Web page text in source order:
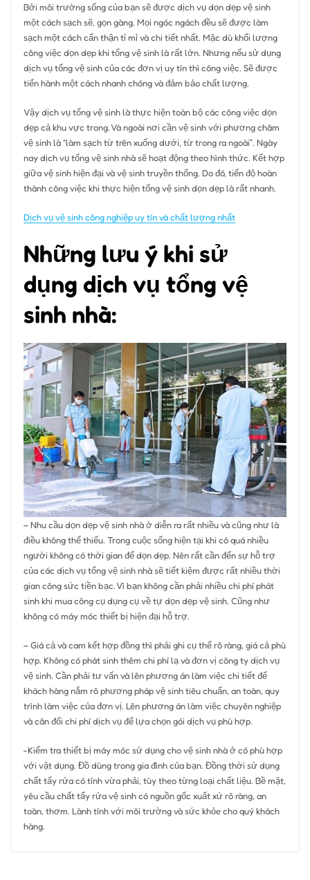
Bởi môi trường sống của bạn sẽ được dịch vụ dọn dẹp vệ sinh
một cách sạch sẽ, gọn gàng. Mọi ngóc ngách đều sẽ được làm
sạch một cách cẩn thận tỉ mỉ và chi tiết nhất. Mặc dù khối lượng
công việc dọn dẹp khi tổng vệ sinh là rất lớn. Nhưng nếu sử dụng
dịch vụ tổng vệ sinh của các đơn vị uy tín thì công việc. Sẽ được
tiến hành một cách nhanh chóng và đảm bảo chất lượng.
Vậy dịch vụ tổng vệ sinh là thực hiện toàn bộ các công việc dọn
dẹp cả khu vực trong. Và ngoài nơi cần vệ sinh với phương châm
vệ sinh là “làm sạch từ trên xuống dưới, từ trong ra ngoài”. Ngày
nay dịch vụ tổng vệ sinh nhà sẽ hoạt động theo hình thức. Kết hợp
giữa vệ sinh hiện đại và vệ sinh truyền thống. Do đó, tiến độ hoàn
thành công việc khi thực hiện tổng vệ sinh dọn dẹp là rất nhanh.
Dịch vụ vệ sinh công nghiệp uy tín và chất lượng nhất
Những lưu ý khi sử
dụng dịch vụ tổng vệ
sinh nhà:
– Nhu cầu dọn dẹp vệ sinh nhà ở diễn ra rất nhiều và cũng như là
điều không thể thiếu. Trong cuộc sống hiện tại khi có quá nhiều
người không có thời gian để dọn dẹp. Nên rất cần đến sự hỗ trợ
của các dịch vụ tổng vệ sinh nhà sẽ tiết kiệm được rất nhiều thời
gian công sức tiền bạc. Vì bạn không cần phải nhiều chi phí phát
sinh khi mua công cụ dụng cụ về tự dọn dẹp vệ sinh. Cũng như
không có máy móc thiết bị hiện đại hỗ trợ.
– Giá cả và cam kết hợp đồng thì phải ghi cụ thể rõ ràng, giá cả phù
hợp. Không có phát sinh thêm chi phí lạ và đơn vị công ty dịch vụ
vệ sinh. Cần phải tư vấn và lên phương án làm việc chi tiết để
khách hàng nắm rõ phương pháp vệ sinh tiêu chuẩn, an toàn, quy
trình làm việc của đơn vị. Lên phương án làm việc chuyên nghiệp
và cân đối chi phí dịch vụ để lựa chọn gói dịch vụ phù hợp.
-Kiểm tra thiết bị máy móc sử dụng cho vệ sinh nhà ở có phù hợp
với vật dụng. Đồ dùng trong gia đình của bạn. Đồng thời sử dụng
chất tẩy rửa có tính vừa phải, tùy theo từng loại chất liệu. Bề mặt,
yêu cầu chất tẩy rửa vệ sinh có nguồn gốc xuất xứ rõ ràng, an
toàn, thơm. Lành tính với môi trường và sức khỏe cho quý khách
hàng.